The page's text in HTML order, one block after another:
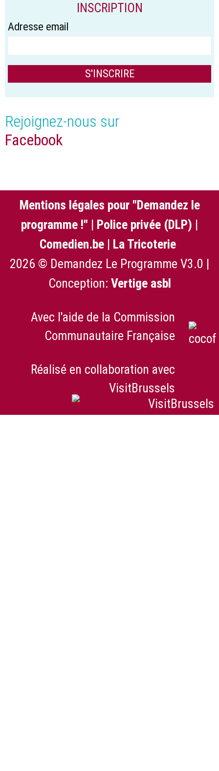
INSCRIPTION
Adresse email
Rejoignez-nous sur
Facebook
Mentions légales pour "Demandez le
programme !" | Police privée (DLP) |
Comedien.be | La Tricoterie
2026 © Demandez Le Programme V3.0 |
Conception: Vertige asbl
Avec l'aide de la Commission
Communautaire Française
Réalisé en collaboration avec
VisitBrussels